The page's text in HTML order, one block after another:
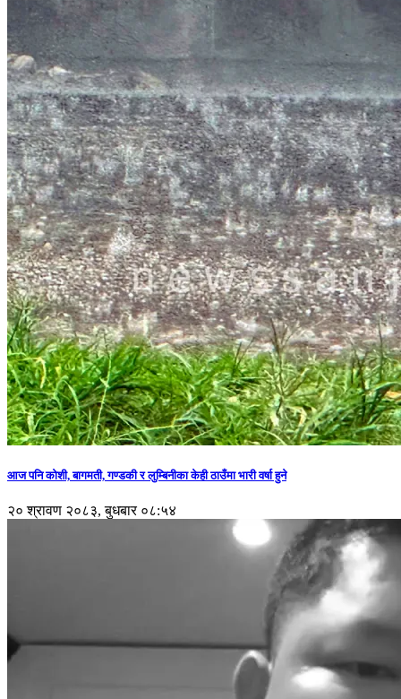
आज पनि कोशी, बागमती, गण्डकी र लुम्बिनीका केही ठाउँमा भारी वर्षा हुने
२० श्रावण २०८३, बुधबार ०८:५४